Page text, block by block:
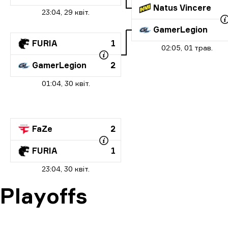
23:04, 29 квіт.
02:05, 01 трав.
Natus Vincere
GamerLegion
01:04, 30 квіт.
FURIA 1
GamerLegion 2
23:04, 30 квіт.
FaZe 2
FURIA 1
Playoffs